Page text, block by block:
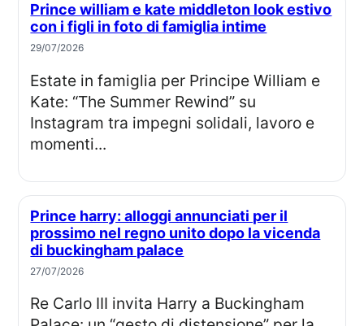
Prince william e kate middleton look estivo
con i figli in foto di famiglia intime
29/07/2026
Estate in famiglia per Principe William e
Kate: “The Summer Rewind” su
Instagram tra impegni solidali, lavoro e
momenti...
Prince harry: alloggi annunciati per il
prossimo nel regno unito dopo la vicenda
di buckingham palace
27/07/2026
Re Carlo III invita Harry a Buckingham